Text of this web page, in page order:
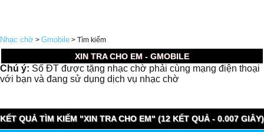
Nhạc chờ > Gmobile > Tìm kiếm
XIN TRA CHO EM - GMOBILE
Chú ý: Số ĐT được tặng nhạc chờ phải cùng mạng điện thoại
với bạn và đang sử dụng dịch vụ nhạc chờ
KẾT QUẢ TÌM KIẾM "XIN TRA CHO EM" (12 KẾT QUẢ - 0.007 GIÂY)